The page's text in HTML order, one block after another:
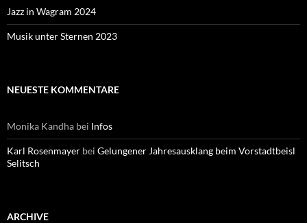
Jazz in Wagram 2024
Musik unter Sternen 2023
NEUESTE KOMMENTARE
Monika Kandha bei Infos
Karl Rosenmayer bei Gelungener Jahresausklang beim Vorstadtbeisl
Selitsch
ARCHIVE